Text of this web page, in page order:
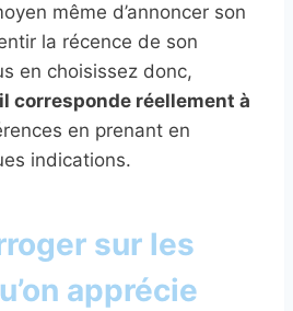
même d’annoncer son
la récence de son
en choisissez donc,
corresponde réellement à
en prenant en
indications.
sur les
apprécie